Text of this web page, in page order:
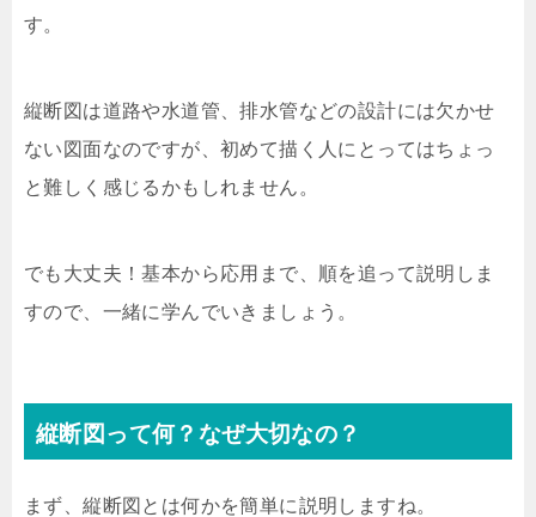
す。
縦断図は道路や水道管、排水管などの設計には欠かせ
ない図面なのですが、初めて描く人にとってはちょっ
と難しく感じるかもしれません。
でも大丈夫！基本から応用まで、順を追って説明しま
すので、一緒に学んでいきましょう。
縦断図って何？なぜ大切なの？
まず、縦断図とは何かを簡単に説明しますね。